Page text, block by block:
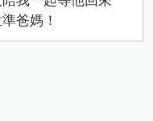
爸媽！